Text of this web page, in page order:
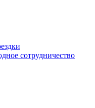
сотрудничество